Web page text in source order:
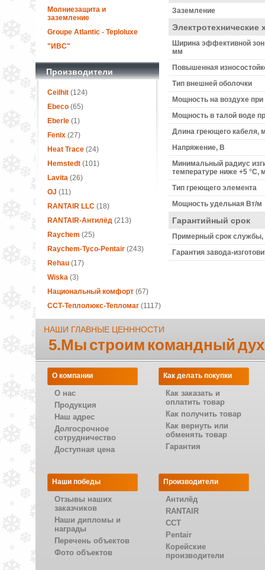
Молниезащита и
заземление
Groupe Atlantic - Teploluxe
"ИВС"
Производители
Ceilhit(124)
Ebeco(65)
Eberle(1)
Fenix(27)
Heat Trace(24)
Hemstedt(101)
Lavita(26)
OJ (11)
RANTAIR LLC(18)
RANTAIR-Антилёд(213)
Raychem (25)
Raychem-Tyco-Pentair (243)
Rehau(17)
Wiska(3)
Национальный комфорт(67)
ССТ-Теплолюкс-Тепломаг(1117)
Заземление
Электротехнические
Ширина эффективной
мм
Повышенная
Тип внешней оболочки
Мощность на воздухе при
Мощность в талой воде
Длина греющего кабеля,
Напряжение, В
Минимальный радиус
температуре ниже +5 °С,
Тип греющего элемента
Мощность удельная Вт/м
Гарантийный срок
Примерный срок службы,
Гарантия завода-
НАШИ ГЛАВНЫЕ ЦЕНННОСТИ
5.Мы строим командный
О компании
О нас
Продукция
Наш адрес
Долгосрочное
сотрудничество
Доступная цена
Как делать покупки
Как заказать и
оплатить товар
Как получить товар
Как вернуть или
обменять товар
Гарантия
Наши победы
Отзывы наших
заказчиков
Наши дипломы и
награды
Перечень объектов
Фото объектов
Производители
Антилёд
RANTAIR
CCT
Pentair
Корейские
производители